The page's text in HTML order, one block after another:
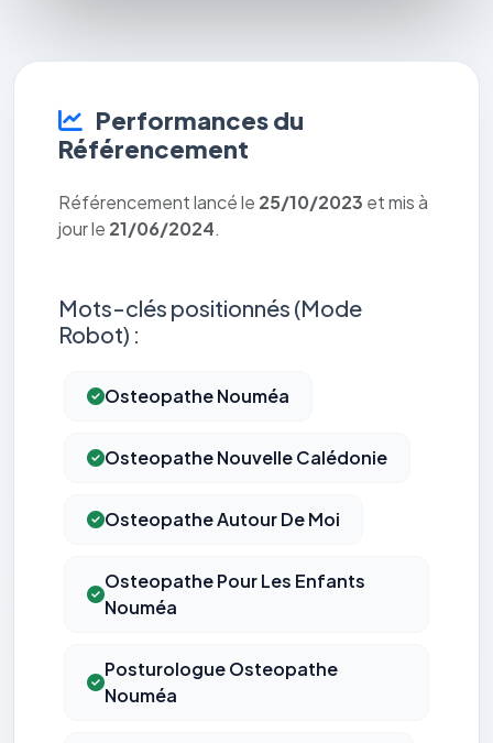
Performances du
Référencement
Référencement lancé le 25/10/2023 et mis à
jour le 21/06/2024.
Mots-clés positionnés (Mode
Robot) :
Osteopathe Nouméa
Osteopathe Nouvelle Calédonie
Osteopathe Autour De Moi
Osteopathe Pour Les Enfants
Nouméa
Posturologue Osteopathe
Nouméa